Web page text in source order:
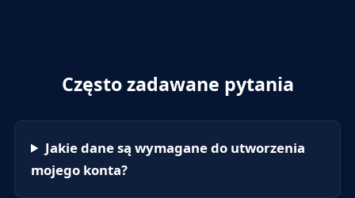
Często zadawane pytania
Jakie dane są wymagane do utworzenia
mojego konta?